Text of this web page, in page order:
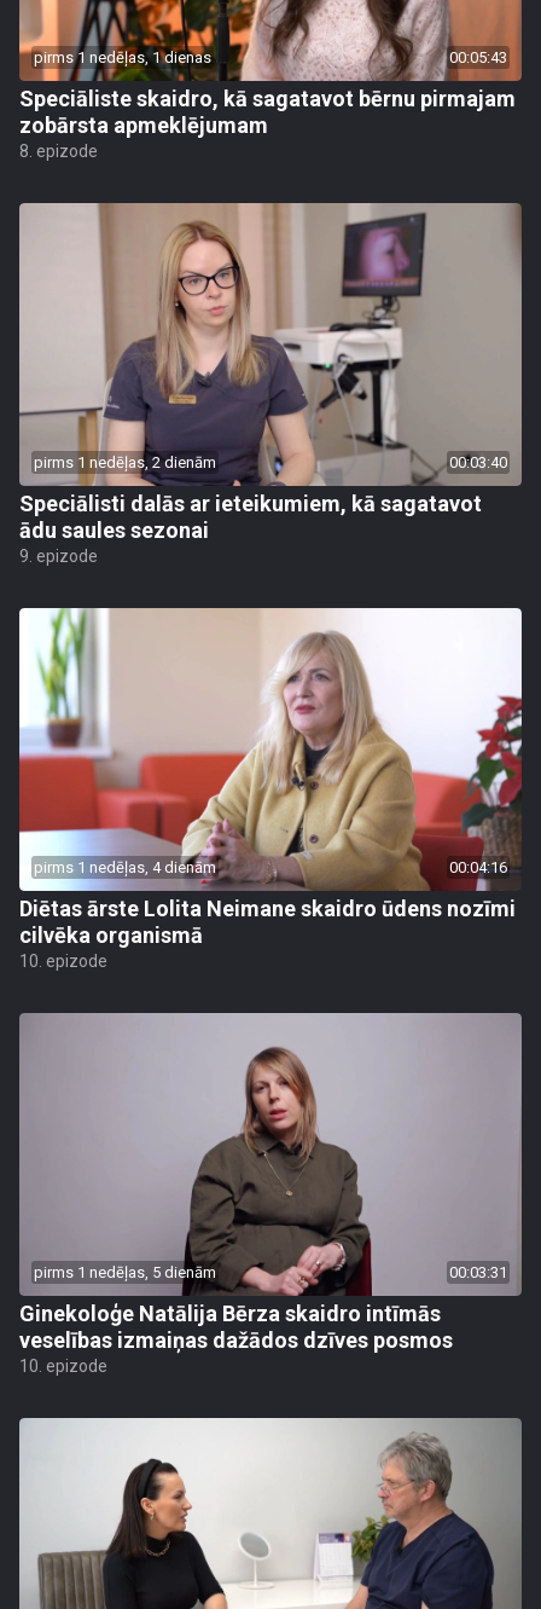
pirms 1 nedēļas, 1 dienas 00:05:43
Speciāliste skaidro, kā sagatavot bērnu pirmajam
zobārsta apmeklējumam
8. epizode
pirms 1 nedēļas, 2 dienām 00:03:40
Speciālisti dalās ar ieteikumiem, kā sagatavot
ādu saules sezonai
9. epizode
pirms 1 nedēļas, 4 dienām 00:04:16
Diētas ārste Lolita Neimane skaidro ūdens nozīmi
cilvēka organismā
10. epizode
pirms 1 nedēļas, 5 dienām 00:03:31
Ginekoloģe Natālija Bērza skaidro intīmās
veselības izmaiņas dažādos dzīves posmos
10. epizode